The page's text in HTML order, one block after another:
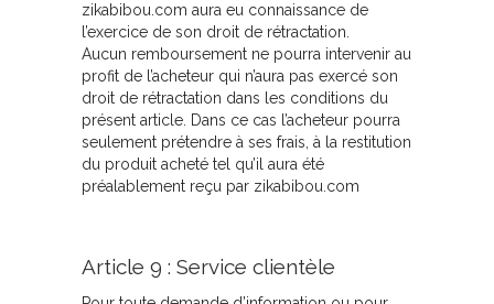
zikabibou.com aura eu connaissance de
l’exercice de son droit de rétractation.
Aucun remboursement ne pourra intervenir au
profit de l’acheteur qui n’aura pas exercé son
droit de rétractation dans les conditions du
présent article. Dans ce cas l’acheteur pourra
seulement prétendre à ses frais, à la restitution
du produit acheté tel qu’il aura été
préalablement reçu par zikabibou.com
Article 9 : Service clientèle